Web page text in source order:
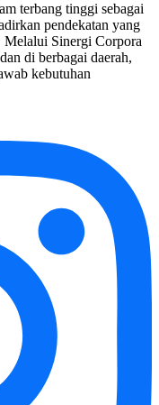
terbang tinggi sebagai
pendekatan yang
Sinergi Corpora
di berbagai daerah,
kebutuhan